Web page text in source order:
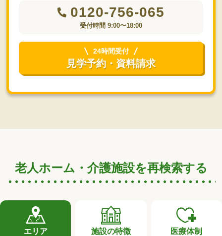
0120-756-065
受付時間 9:00〜18:00
24時間受付
見学予約・資料請求
老人ホーム・介護施設を再検索する
エリア 施設の特徴 医療体制